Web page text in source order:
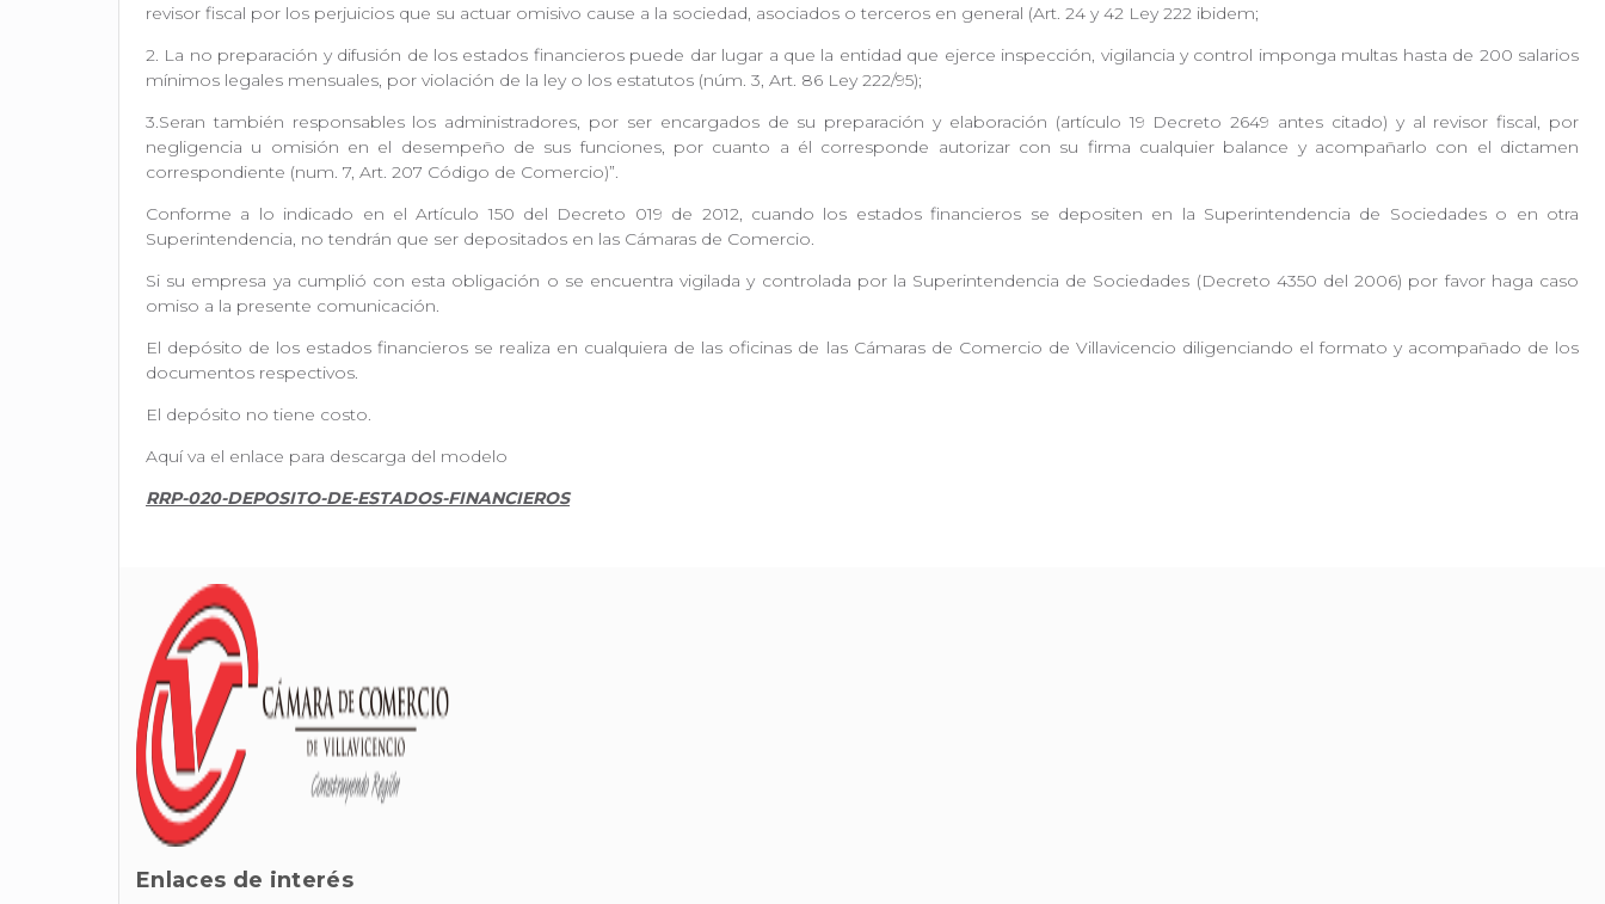
revisor fiscal por los perjuicios que su actuar omisivo cause a la sociedad, asociados o terceros en general (Art. 24 y 42 Ley 222 ibidem;
2. La no preparación y difusión de los estados financieros puede dar lugar a que la entidad que ejerce inspección, vigilancia y control imponga multas hasta de 200 salarios
mínimos legales mensuales, por violación de la ley o los estatutos (núm. 3, Art. 86 Ley 222/95);
3.Seran también responsables los administradores, por ser encargados de su preparación y elaboración (artículo 19 Decreto 2649 antes citado) y al revisor fiscal, por
negligencia u omisión en el desempeño de sus funciones, por cuanto a él corresponde autorizar con su firma cualquier balance y acompañarlo con el dictamen
correspondiente (num. 7, Art. 207 Código de Comercio)”.
Conforme a lo indicado en el Artículo 150 del Decreto 019 de 2012, cuando los estados financieros se depositen en la Superintendencia de Sociedades o en otra
Superintendencia, no tendrán que ser depositados en las Cámaras de Comercio.
Si su empresa ya cumplió con esta obligación o se encuentra vigilada y controlada por la Superintendencia de Sociedades (Decreto 4350 del 2006) por favor haga caso
omiso a la presente comunicación.
El depósito de los estados financieros se realiza en cualquiera de las oficinas de las Cámaras de Comercio de Villavicencio diligenciando el formato y acompañado de los
documentos respectivos.
El depósito no tiene costo.
Aquí va el enlace para descarga del modelo
RRP-020-DEPOSITO-DE-ESTADOS-FINANCIEROS
Enlaces de interés